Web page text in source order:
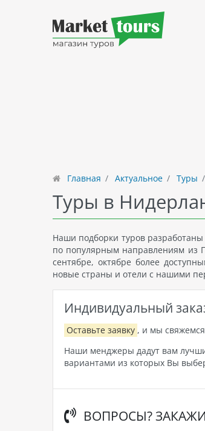
Главная Актуальное Туры
Туры в
Наши подборки туров разработаны
по популярным направлениям из
сентябре, октябре более
новые страны и отели с нашими
Индивидуальный
Оставьте заявку , и мы
Наши менджеры дадут вам
вариантами из которых Вы
ВОПРОСЫ?